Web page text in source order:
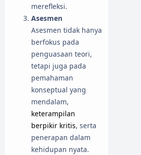
merefleksi.
Asesmen
Asesmen tidak hanya
berfokus pada
penguasaan teori,
tetapi juga pada
pemahaman
konseptual yang
mendalam,
keterampilan
berpikir kritis, serta
penerapan dalam
kehidupan nyata.